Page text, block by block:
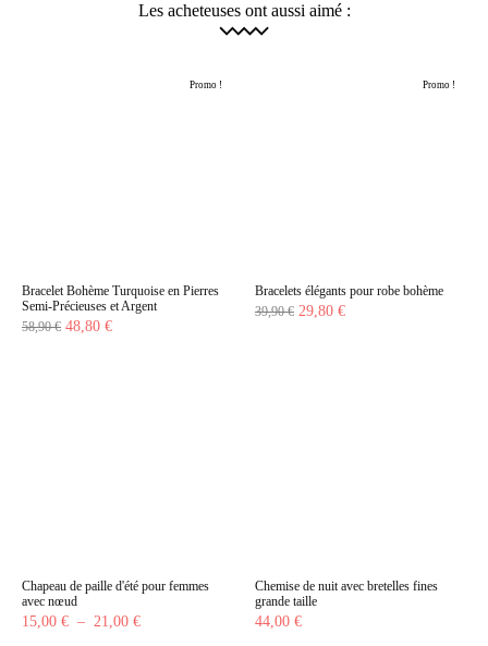
Les acheteuses ont aussi aimé :
Promo !
Bracelet Bohème Turquoise en Pierres
Semi-Précieuses et Argent
58,90€ Le
48,80 €Le
Promo !
Bracelets élégants pour robe bohème
39,90€ Le
29,80 €Le
Chapeau de paille d'été pour femmes
avec nœud
15,00 € – 21,00 €Plage
Chemise de nuit avec bretelles fines
grande taille
44,00 €